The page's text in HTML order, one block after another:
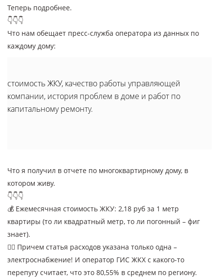
Теперь подробнее.
👇👇👇
Что нам обещает пресс-служба оператора из данных по
каждому дому:
стоимость ЖКУ, качество работы управляющей
компании, история проблем в доме и работ по
капитальному ремонту.
Что я получил в отчете по многоквартирному дому, в
котором живу.
👇👇👇
💰 Ежемесячная стоимость ЖКУ: 2,18 руб за 1 метр
квартиры (то ли квадратный метр, то ли погонный – фиг
знает).
🤷‍♂️ Причем статья расходов указана только одна –
электроснабжение! И оператор ГИС ЖКХ с какого-то
перепугу считает, что это 80,55% в среднем по региону.